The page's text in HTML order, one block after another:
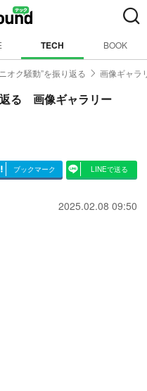
TECH BOOK
オク騒動”を振り返る 画像ギャラ
る 画像ギャラリー
ブックマーク LINEで送る
2025.02.08 09:50